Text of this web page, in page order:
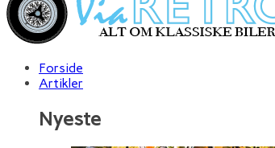
Forside
Artikler
Nyeste